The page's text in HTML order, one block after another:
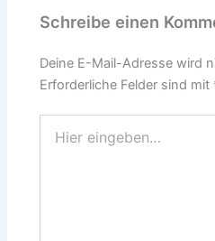
Schreibe einen
Deine E-Mail-Adresse wird
Erforderliche Felder sind mit
eingeben…